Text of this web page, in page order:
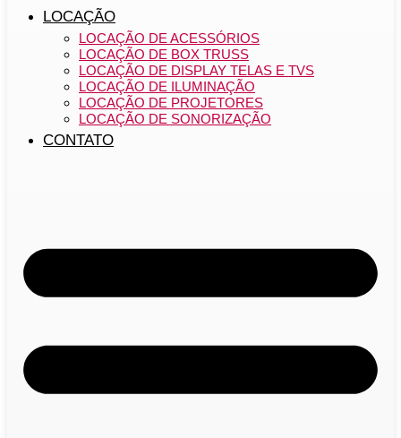
LOCAÇÃO
LOCAÇÃO DE ACESSÓRIOS
LOCAÇÃO DE BOX TRUSS
LOCAÇÃO DE DISPLAY TELAS E TVS
LOCAÇÃO DE ILUMINAÇÃO
LOCAÇÃO DE PROJETORES
LOCAÇÃO DE SONORIZAÇÃO
CONTATO